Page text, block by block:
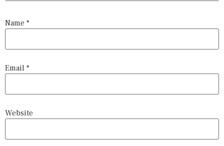
Name *
Email *
Website